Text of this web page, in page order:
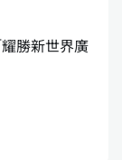
勝新世界廣